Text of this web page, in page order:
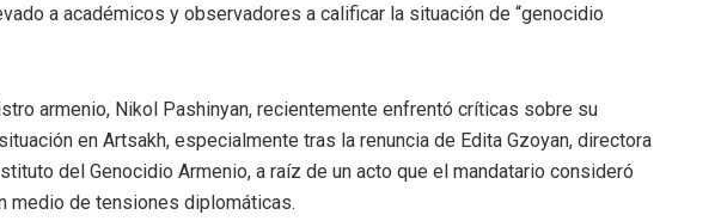
a académicos y observadores a calificar la situación de “genocidio
armenio, Nikol Pashinyan, recientemente enfrentó críticas sobre su
en Artsakh, especialmente tras la renuncia de Edita Gzoyan, directora
del Genocidio Armenio, a raíz de un acto que el mandatario consideró
medio de tensiones diplomáticas.